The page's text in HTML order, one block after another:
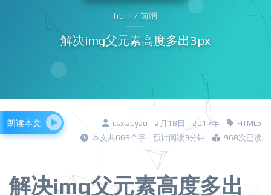
html / 前端
解决img父元素高度多出3px
csxiaoyao · 2月18日 · 2017年
HTML5
本文共669个字 · 预计阅读3分钟
968次已读
朗读本文
解决img父元素高度多出